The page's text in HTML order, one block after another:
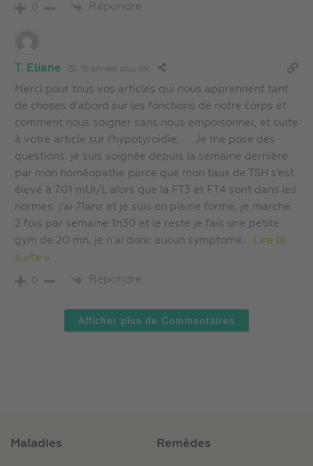
0 Répondre
T. Eliane 10 années plus tôt
Merci pour tous vos articles qui nous apprennent tant
de choses d’abord sur les fonctions de notre corps et
comment nous soigner sans nous empoisonner, et suite
à votre article sur l’hypotyroidie,… . Je me pose des
questions. je suis soignée depuis la semaine dernière
par mon homéopathe parce que mon taux de TSH s’est
élevé à 7.01 mUI/L alors que la FT3 et FT4 sont dans les
normes. j’ai 71ans et je suis en pleine forme, je marche
2 fois par semaine 1h30 et le reste je fais une petite
gym de 20 mn, je n’ai donc aucun symptome… Lire la
suite »
0 Répondre
Afficher plus de Commentaires
Maladies Remèdes